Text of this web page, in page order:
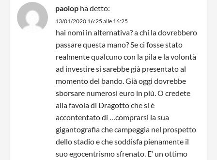
paolop ha detto:
13/01/2020 16:25 alle 16:25
hai nomi in alternativa? a chi la dovrebbero
passare questa mano? Se ci fosse stato
realmente qualcuno con la pila e la volontà
ad investire si sarebbe già presentato al
momento del bando. Già oggi dovrebbe
sborsare numerosi euro in più. O credete
alla favola di Dragotto che si è
accontentato di …comprarsi la sua
gigantografia che campeggia nel prospetto
dello stadio e che soddisfa pienamente il
suo egocentrismo sfrenato. E’ un ottimo